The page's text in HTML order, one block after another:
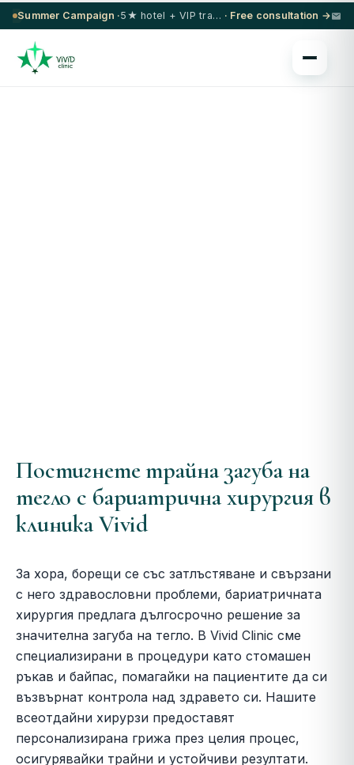
Summer Campaign · 5★ hotel + VIP transfer on select procedures · Free consultation →
Постигнете трайна загуба на
тегло с бариатрична хирургия в
клиника Vivid
За хора, борещи се със затлъстяване и свързани
с него здравословни проблеми, бариатричната
хирургия предлага дългосрочно решение за
значителна загуба на тегло. В Vivid Clinic сме
специализирани в процедури като стомашен
ръкав и байпас, помагайки на пациентите да си
възвърнат контрола над здравето си. Нашите
всеотдайни хирурзи предоставят
персонализирана грижа през целия процес,
осигурявайки трайни и устойчиви резултати.